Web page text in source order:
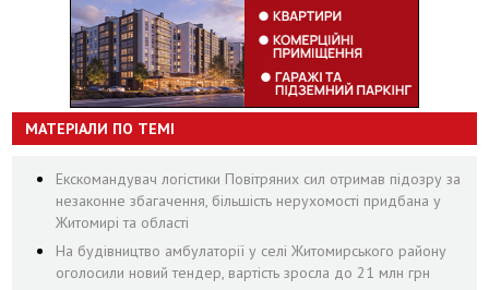
МАТЕРІАЛИ ПО ТЕМІ
Екскомандувач логістики Повітряних сил отримав підозру за
незаконне збагачення, більшість нерухомості придбана у
Житомирі та області
На будівництво амбулаторії у селі Житомирського району
оголосили новий тендер, вартість зросла до 21 млн грн